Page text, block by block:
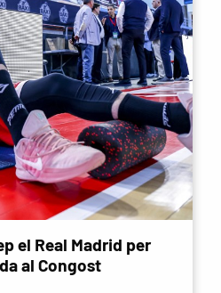
el Real Madrid per
al Congost